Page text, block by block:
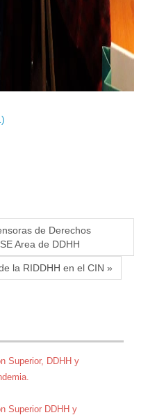
de Derechos
Area de DDHH
la RIDDHH en el CIN »
Superior, DDHH y
Superior DDHH y